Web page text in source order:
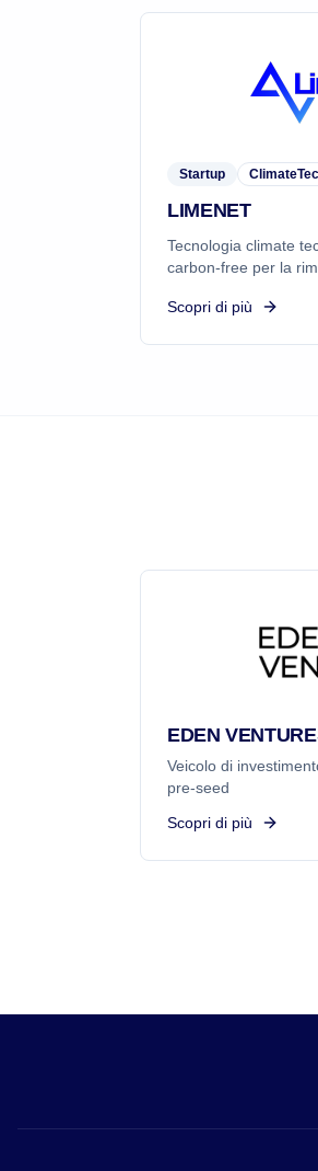
Startup
LIMENET
Tecnologia climate
carbon-free per la
trasparente di
Scopri di più
EDEN
Veicolo di
pre-seed
Scopri di più